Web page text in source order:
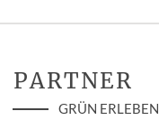
PARTNER
GRÜN ERLEBEN